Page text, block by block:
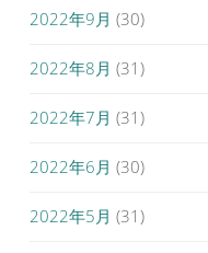
2022年9月 (30)
2022年8月 (31)
2022年7月 (31)
2022年6月 (30)
2022年5月 (31)